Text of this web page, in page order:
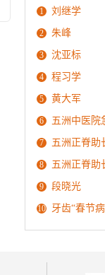
1 刘继学
2 朱峰
3 沈亚标
4 程习学
5 黄大军
6 五洲中医院
7 五洲正脊助
8 五洲正脊助
9 段晓光
10 牙齿“春节
了